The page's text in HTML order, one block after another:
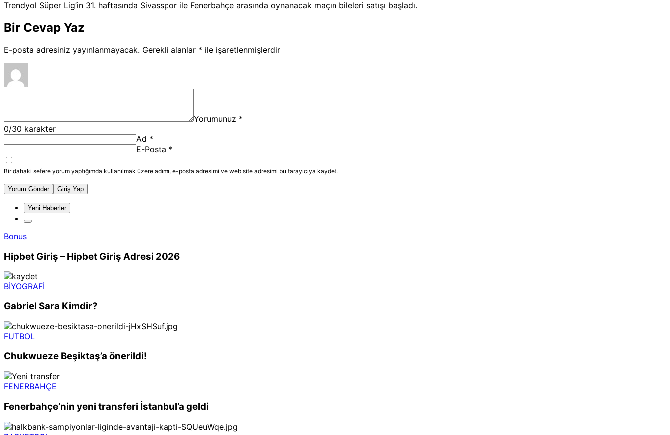
Trendyol Süper Lig’in 31. haftasında Sivasspor ile Fenerbahçe arasında oynanacak maçın bileleri satışı başladı.
Bir Cevap Yaz
E-posta adresiniz yayınlanmayacak. Gerekli alanlar * ile işaretlenmişlerdir
Yorumunuz *
0/30 karakter
Ad *
E-Posta *
Bir dahaki sefere yorum yaptığımda kullanılmak üzere adımı, e-posta adresimi ve web site adresimi bu tarayıcıya kaydet.
Yorum Gönder Giriş Yap
Yeni Haberler
Bonus
Hipbet Giriş – Hipbet Giriş Adresi 2026
BİYOGRAFİ
Gabriel Sara Kimdir?
FUTBOL
Chukwueze Beşiktaş’a önerildi!
FENERBAHÇE
Fenerbahçe’nin yeni transferi İstanbul’a geldi